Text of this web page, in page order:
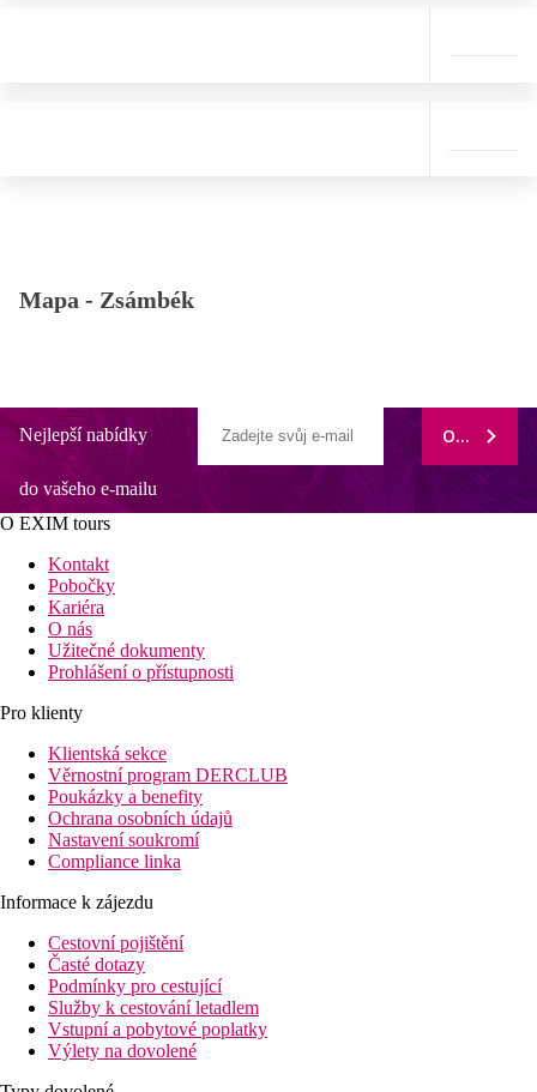
Mapa - Zsámbék
Nejlepší nabídky
do vašeho e-mailu
ODEBÍRAT
O EXIM tours
Kontakt
Pobočky
Kariéra
O nás
Užitečné dokumenty
Prohlášení o přístupnosti
Pro klienty
Klientská sekce
Věrnostní program DERCLUB
Poukázky a benefity
Ochrana osobních údajů
Nastavení soukromí
Compliance linka
Informace k zájezdu
Cestovní pojištění
Časté dotazy
Podmínky pro cestující
Služby k cestování letadlem
Vstupní a pobytové poplatky
Výlety na dovolené